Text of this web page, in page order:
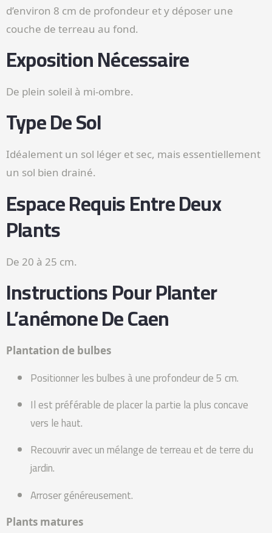
d’environ 8 cm de profondeur et y déposer une
couche de terreau au fond.
Exposition Nécessaire
De plein soleil à mi-ombre.
Type De Sol
Idéalement un sol léger et sec, mais essentiellement
un sol bien drainé.
Espace Requis Entre Deux
Plants
De 20 à 25 cm.
Instructions Pour Planter
L’anémone De Caen
Plantation de bulbes
Positionner les bulbes à une profondeur de 5 cm.
Il est préférable de placer la partie la plus concave
vers le haut.
Recouvrir avec un mélange de terreau et de terre du
jardin.
Arroser généreusement.
Plants matures